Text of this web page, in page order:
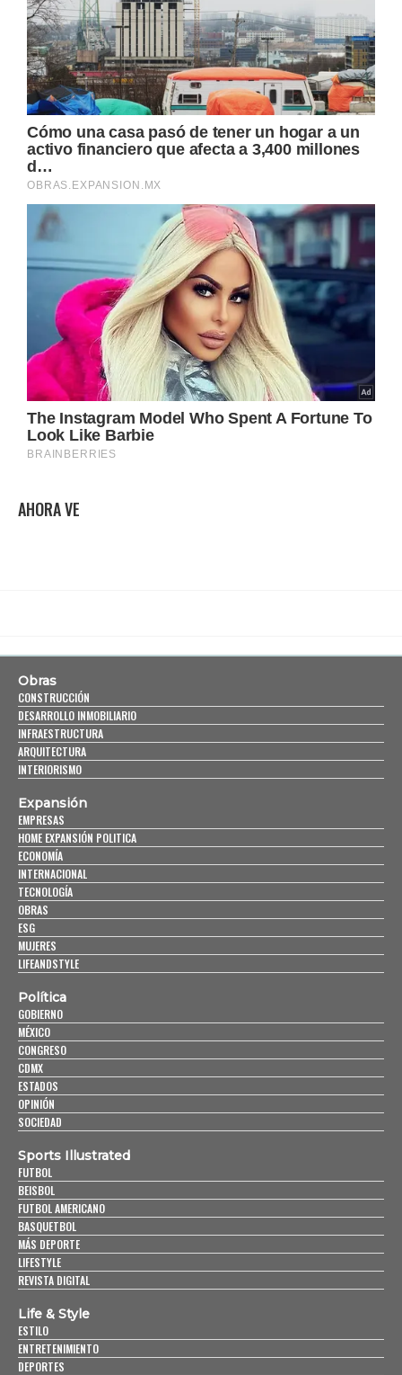
AHORA VE
Obras
CONSTRUCCIÓN
DESARROLLO INMOBILIARIO
INFRAESTRUCTURA
ARQUITECTURA
INTERIORISMO
Expansión
EMPRESAS
HOME EXPANSIÓN POLITICA
ECONOMÍA
INTERNACIONAL
TECNOLOGÍA
OBRAS
ESG
MUJERES
LIFEANDSTYLE
Política
GOBIERNO
MÉXICO
CONGRESO
CDMX
ESTADOS
OPINIÓN
SOCIEDAD
Sports Illustrated
FUTBOL
BEISBOL
FUTBOL AMERICANO
BASQUETBOL
MÁS DEPORTE
LIFESTYLE
REVISTA DIGITAL
Life & Style
ESTILO
ENTRETENIMIENTO
DEPORTES